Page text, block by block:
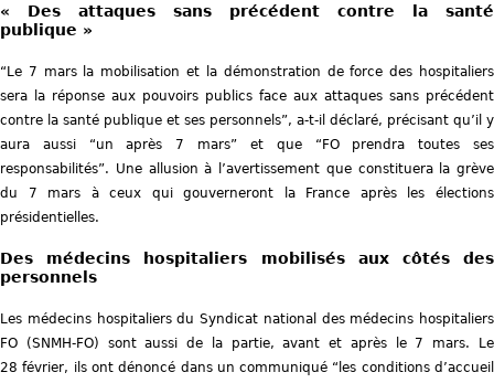
r
a
« Des attaques sans précédent contre la santé
publique »
Le 7 mars la mobilisation et la démonstration de force des hospitaliers
sera la réponse aux pouvoirs publics face aux attaques sans précédent
contre la santé publique et ses personnels , a-t-il déclaré, précisant qu’il y
aura aussi
un après 7 mars et que
FO prendra toutes ses
responsabilités . Une allusion à l’avertissement que constituera la grève
du 7 mars à ceux qui gouverneront la France après les élections
présidentielles.
Des médecins hospitaliers mobilisés aux côtés des
personnels
Les médecins hospitaliers du Syndicat national des médecins hospitaliers
FO (SNMH-FO) sont aussi de la partie, avant et après le 7 mars. Le
28 février, ils ont dénoncé dans un communiqué
les conditions d’accueil